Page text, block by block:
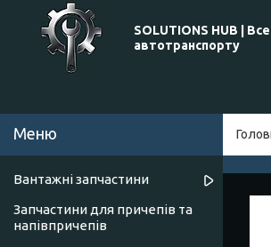
SOLUTIONS HUB |
автотранспорту
Вантажні запчастини
Запчастини для причепів та
напівпричепів